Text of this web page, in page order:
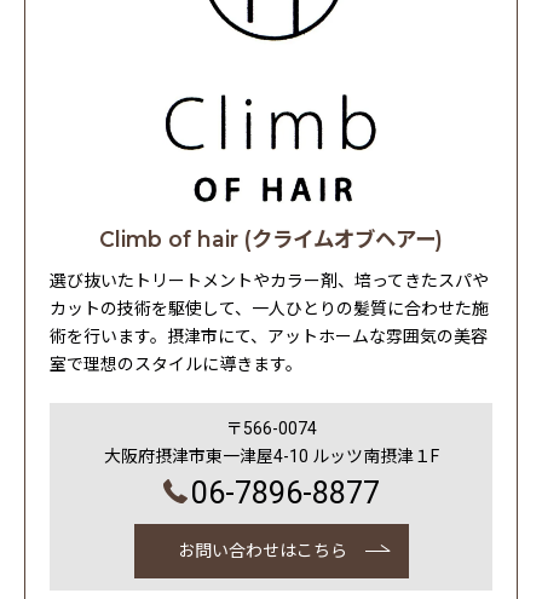
Climb of hair (クライムオブヘアー)
選び抜いたトリートメントやカラー剤、培ってきたスパや
カットの技術を駆使して、一人ひとりの髪質に合わせた施
術を行います。摂津市にて、アットホームな雰囲気の美容
室で理想のスタイルに導きます。
〒566-0074
大阪府摂津市東一津屋4-10 ルッツ南摂津１F
06-7896-8877
お問い合わせはこちら